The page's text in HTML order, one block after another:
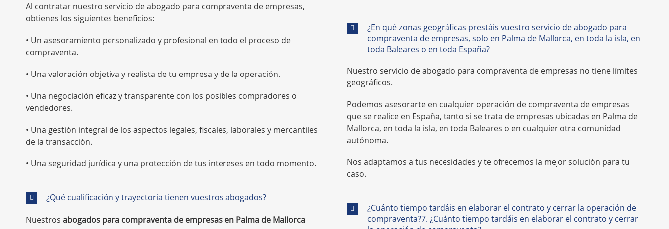
Al contratar nuestro servicio de abogado para compraventa de empresas,
obtienes los siguientes beneficios:
• Un asesoramiento personalizado y profesional en todo el proceso de
compraventa.
• Una valoración objetiva y realista de tu empresa y de la operación.
• Una negociación eficaz y transparente con los posibles compradores o
vendedores.
• Una gestión integral de los aspectos legales, fiscales, laborales y mercantiles
de la transacción.
• Una seguridad jurídica y una protección de tus intereses en todo momento.
¿Qué cualificación y trayectoria tienen vuestros abogados?
Nuestros abogados para compraventa de empresas en Palma de Mallorca
¿En qué zonas geográficas prestáis vuestro servicio de abogado para
compraventa de empresas, solo en Palma de Mallorca, en toda la isla, en
toda Baleares o en toda España?
Nuestro servicio de abogado para compraventa de empresas no tiene límites
geográficos.
Podemos asesorarte en cualquier operación de compraventa de empresas
que se realice en España, tanto si se trata de empresas ubicadas en Palma de
Mallorca, en toda la isla, en toda Baleares o en cualquier otra comunidad
autónoma.
Nos adaptamos a tus necesidades y te ofrecemos la mejor solución para tu
caso.
¿Cuánto tiempo tardáis en elaborar el contrato y cerrar la operación de
compraventa?7. ¿Cuánto tiempo tardáis en elaborar el contrato y cerrar